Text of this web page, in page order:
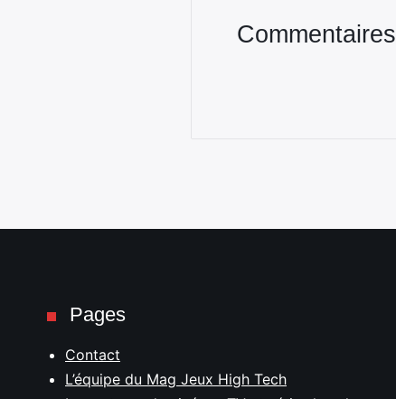
Commentaires
Pages
Contact
L’équipe du Mag Jeux High Tech